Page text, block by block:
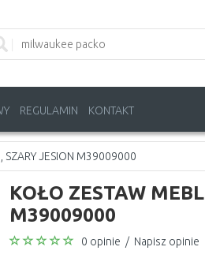
REGULAMIN KONTAKT
SZARY JESION M39009000
KOŁO ZESTAW
M39009000
0 opinie / Napisz opinie